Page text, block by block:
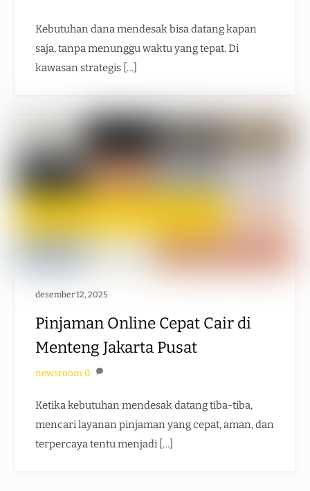
Kebutuhan dana mendesak bisa datang kapan
saja, tanpa menunggu waktu yang tepat. Di
kawasan strategis […]
desember 12, 2025
Pinjaman Online Cepat Cair di
Menteng Jakarta Pusat
newsroom 0
Ketika kebutuhan mendesak datang tiba-tiba,
mencari layanan pinjaman yang cepat, aman, dan
terpercaya tentu menjadi […]